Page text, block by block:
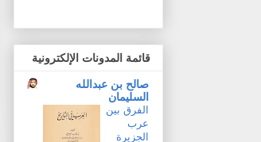
قائمة المدونات الإلكترونية
صالح بن عبدالله
السليمان
الفرق بين
عرب
الجزيرة